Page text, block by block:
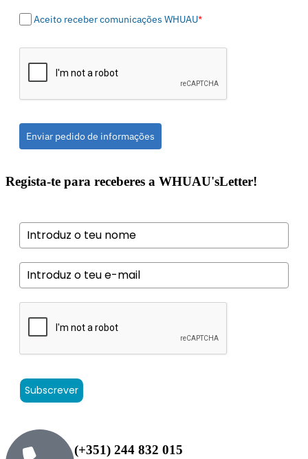
Aceito receber comunicações WHUAU*
Enviar pedido de informações
Regista-te para receberes a WHUAU'sLetter!
Subscrever
(+351) 244 832 015